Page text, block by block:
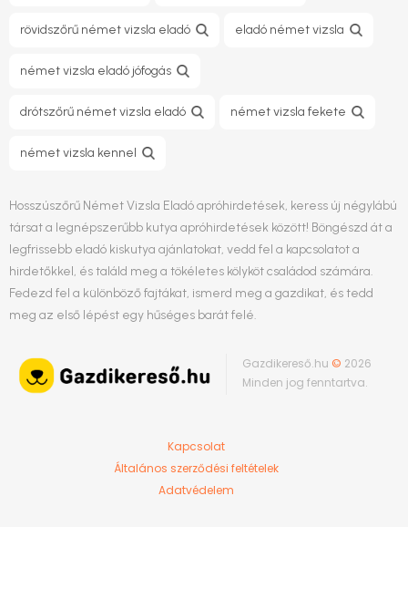
rövidszőrű német vizsla eladó eladó német vizsla
német vizsla eladó jófogás
drótszőrű német vizsla eladó német vizsla fekete
német vizsla kennel
Hosszúszőrű Német Vizsla Eladó apróhirdetések, keress új négylábú
társat a legnépszerűbb kutya apróhirdetések között! Böngészd át a
legfrissebb eladó kiskutya ajánlatokat, vedd fel a kapcsolatot a
hirdetőkkel, és találd meg a tökéletes kölyköt családod számára.
Fedezd fel a különböző fajtákat, ismerd meg a gazdikat, és tedd
meg az első lépést egy hűséges barát felé.
Gazdikereső.hu © 2026
Minden jog fenntartva.
Kapcsolat
Általános szerződési feltételek
Adatvédelem